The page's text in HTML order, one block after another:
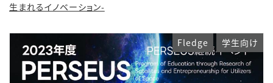
生まれるイノベーション-
Fledge 学生向け